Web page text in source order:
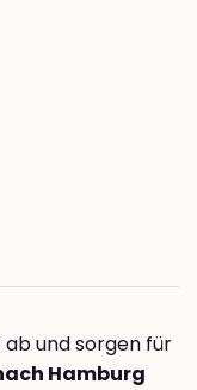
und sorgen für
Hamburg